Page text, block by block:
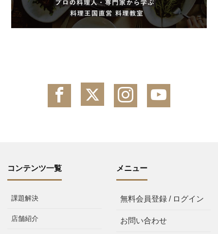
コンテンツ一覧
課題解決
店舗紹介
メニュー
無料会員登録 / ログイン
お問い合わせ